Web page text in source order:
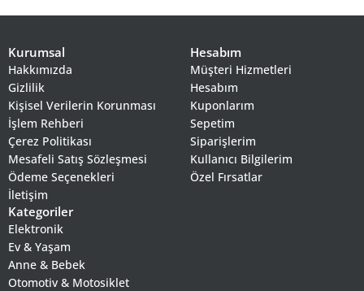
Kurumsal
Hakkımızda
Gizlilik
Kişisel Verilerin Korunması
İşlem Rehberi
Çerez Politikası
Mesafeli Satış Sözleşmesi
Ödeme Seçenekleri
İletişim
Hesabım
Müşteri Hizmetleri
Hesabım
Kuponlarım
Sepetim
Siparişlerim
Kullanıcı Bilgilerim
Özel Fırsatlar
Kategoriler
Elektronik
Ev & Yaşam
Anne & Bebek
Otomotiv & Motosiklet